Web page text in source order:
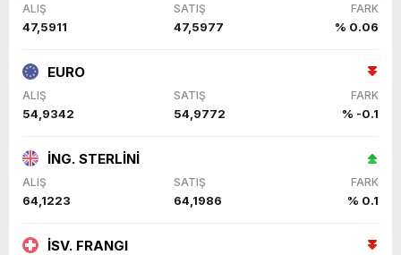
ALIŞ SATIŞ FARK
47,5911 47,5977 % 0.06
EURO
ALIŞ SATIŞ FARK
54,9342 54,9772 % -0.1
İNG. STERLİNİ
ALIŞ SATIŞ FARK
64,1223 64,1986 % 0.1
İSV. FRANGI